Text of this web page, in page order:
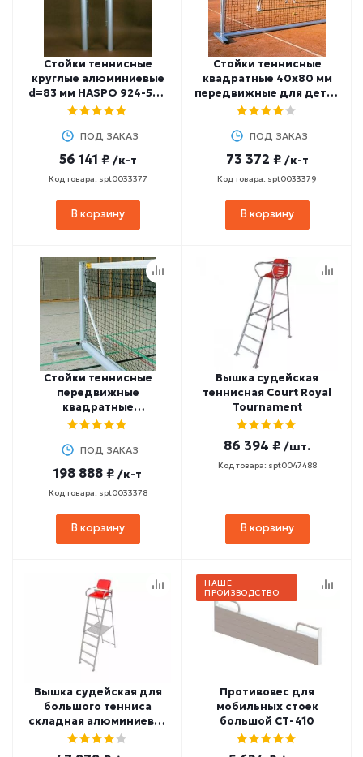
Стойки теннисные
круглые алюминиевые
d=83 мм HASPO 924-502
(EN 510)
ПОД ЗАКАЗ
56 141 ₽ /к-т
Код товара: spt0033377
В корзину
Стойки теннисные
квадратные 40х80 мм
передвижные для детей
(с сеткой 600х80 мм)
ПОД ЗАКАЗ
73 372 ₽ /к-т
Код товара: spt0033379
В корзину
Стойки теннисные
передвижные
квадратные
алюминиевые 80х80 мм
ПОД ЗАКАЗ
198 888 ₽ /к-т
Код товара: spt0033378
В корзину
Вышка судейская
теннисная Court Royal
Tournament
86 394 ₽ /шт.
Код товара: spt0047488
В корзину
Вышка судейская для
большого тенниса
складная алюминиевая
SPORTWERK (SpW-AV-1)
НАШЕ
ПРОИЗВОДСТВО
Противовес для
мобильных стоек
большой СТ-410